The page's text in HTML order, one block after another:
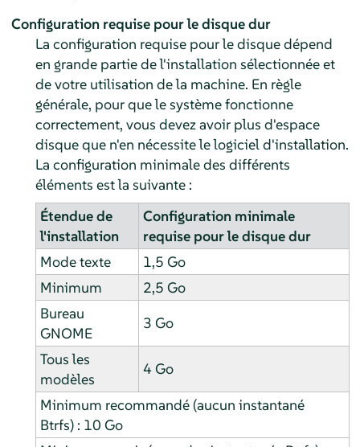
Configuration requise pour le disque dur
La configuration requise pour le disque dépend
en grande partie de l'installation sélectionnée et
de votre utilisation de la machine. En règle
générale, pour que le système fonctionne
correctement, vous devez avoir plus d'espace
disque que n'en nécessite le logiciel d'installation.
La configuration minimale des différents
éléments est la suivante :
Étendue de
l'installation
Configuration minimale
requise pour le disque dur
Mode texte
1,5 Go
Minimum
2,5 Go
Bureau
GNOME
3 Go
Tous les
modèles
4 Go
Minimum recommandé (aucun instantané
Btrfs) : 10 Go